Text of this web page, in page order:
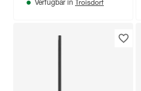
Verfügbar in